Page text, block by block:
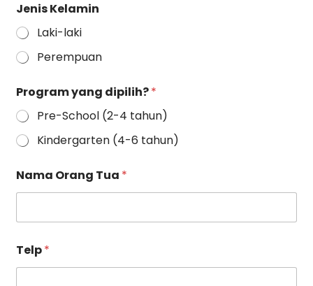
J
e
n
i
a
h
i
r
Jenis Kelamin
Laki-laki
Perempuan
Program yang dipilih?*
Pre-School (2-4 tahun)
Kindergarten (4-6 tahun)
Nama Orang Tua *
Telp*